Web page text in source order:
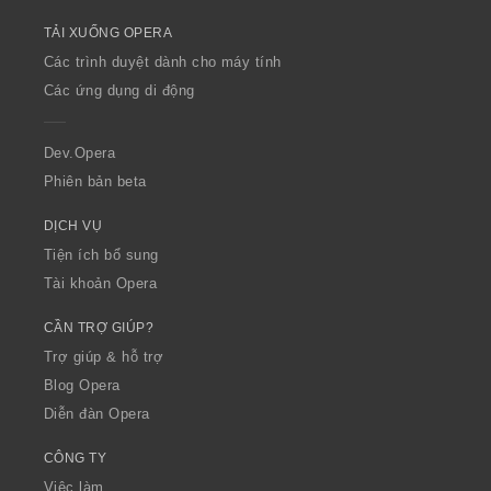
w
O
p
a
TẢI XUỐNG OPERA
Các trình duyệt dành cho máy tính
Các ứng dụng di động
Dev.Opera
Phiên bản beta
DỊCH VỤ
Tiện ích bổ sung
Tài khoản Opera
CẦN TRỢ GIÚP?
Trợ giúp & hỗ trợ
Blog Opera
Diễn đàn Opera
CÔNG TY
Việc làm